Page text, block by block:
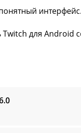
интерфейс.
для Android